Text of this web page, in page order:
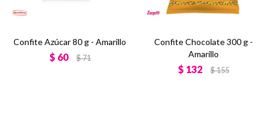
Confite Azúcar 80 g - Amarillo
$ 60 $71
Confite Chocolate 300 g -
Amarillo
$ 132 $155